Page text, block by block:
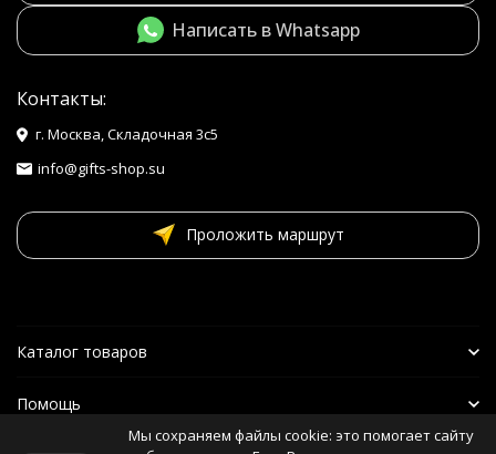
Написать в Whatsapp
Контакты:
г. Москва, Складочная 3с5
info@gifts-shop.su
Проложить маршрут
Каталог товаров
Помощь
Мы сохраняем файлы cookie: это помогает сайту